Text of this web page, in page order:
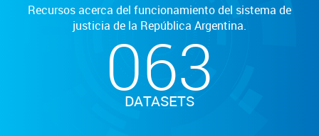
Recursos acerca del funcionamiento del sistema de
justicia de la República Argentina.
063
DATASETS